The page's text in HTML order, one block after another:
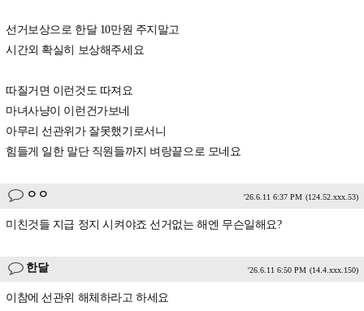
선거보상으로 한달 10만원 주지말고
시간외 확실히 보상해주세요
따질거면 이런것도 따져요
마녀사냥이 이런건가보네
아무리 선관위가 잘못했기로서니
힘들게 일한 말단 직원들까지 벼랑끝으로 모네요
ㅇㅇ '26.6.11 6:37 PM (124.52.xxx.53)
미친것들 지급 정지 시켜야죠 선거없는 해엔 무슨일해요?
한달 '26.6.11 6:50 PM (14.4.xxx.150)
이참에 선관위 해체하라고 하세요